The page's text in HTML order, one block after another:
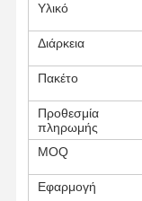
Αρχική
Σελίδα
Υλικό
Διάρκεια
Πακέτο
Προθεσμία
πληρωμής
MOQ
Εφαρμογή